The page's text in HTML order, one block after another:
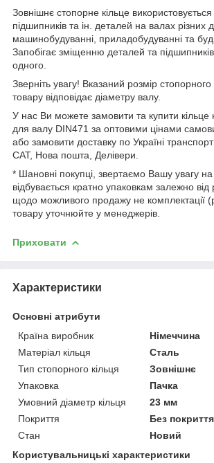
Зовнішнє стопорне кільце
підшипників та ін. деталей на валах різних
машинобудуванні, приладобудуванні та
Запобігає зміщенню деталей та
одного.
Зверніть увагу! Вказаний розмір стопорного
товару відповідає діаметру валу.
У нас Ви можете замовити та купити кільце
для валу DIN471 за оптовими цінами
або замовити доставку по Україні
САТ, Нова пошта, Делівери.
* Шановні покупці, звертаємо Вашу увагу
відбувається кратно упаковкам залежно від
щодо можливого продажу не комплектації
товару уточнюйте у менеджерів.
Приховати
Характеристики
Основні атрибути
Країна виробник
Німеччина
Матеріал кільця
Сталь
Тип стопорного кільця
Зовнішнє
Упаковка
Пачка
Умовний діаметр кільця
23 мм
Покриття
Без покриття
Стан
Новий
Користувальницькі характеристики